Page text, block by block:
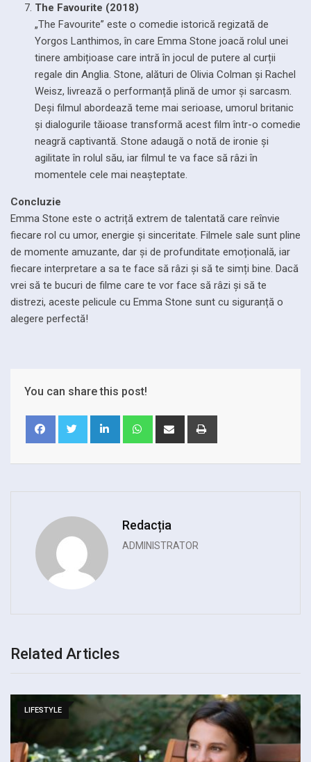
The Favourite (2018)
„The Favourite” este o comedie istorică regizată de
Yorgos Lanthimos, în care Emma Stone joacă rolul unei
tinere ambițioase care intră în jocul de putere al curții
regale din Anglia. Stone, alături de Olivia Colman și Rachel
Weisz, livrează o performanță plină de umor și sarcasm.
Deși filmul abordează teme mai serioase, umorul britanic
și dialogurile tăioase transformă acest film într-o comedie
neagră captivantă. Stone adaugă o notă de ironie și
agilitate în rolul său, iar filmul te va face să râzi în
momentele cele mai neașteptate.
Concluzie
Emma Stone este o actriță extrem de talentată care reînvie
fiecare rol cu umor, energie și sinceritate. Filmele sale sunt pline
de momente amuzante, dar și de profunditate emoțională, iar
fiecare interpretare a sa te face să râzi și să te simți bine. Dacă
vrei să te bucuri de filme care te vor face să râzi și să te
distrezi, aceste pelicule cu Emma Stone sunt cu siguranță o
alegere perfectă!
You can share this post!
LinkedIn WhatsappShare
Redacția
ADMINISTRATOR
Related Articles
LIFESTYLE